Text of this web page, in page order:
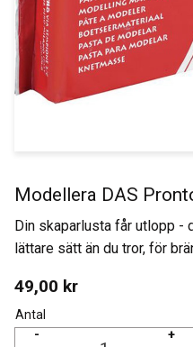
Modellera DAS
Din skaparlusta får utlopp -
lättare sätt än du tror, för
49,00 kr
Antal
+
-